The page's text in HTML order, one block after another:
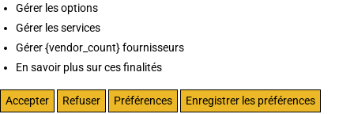
Gérer les options
Gérer les services
Gérer {vendor_count} fournisseurs
En savoir plus sur ces finalités
Accepter Refuser Préférences
Enregistrer les préférences